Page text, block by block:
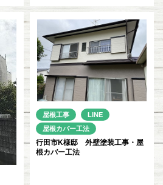
屋根工事
LINE
屋根カバー工法
行田市K様邸 外壁塗装工事・屋
根カバー工法